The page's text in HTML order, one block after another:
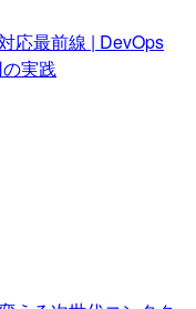
応最前線 | DevOps
実践